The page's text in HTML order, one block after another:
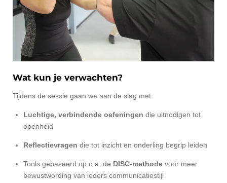
Wat kun je verwachten?
Tijdens de sessie gaan we aan de slag met:
Luchtige, verbindende oefeningen die uitnodigen tot
openheid
Reflectievragen die tot inzicht en onderling begrip leiden
Tools gebaseerd op o.a. de DISC-methode voor meer
bewustwording van ieders communicatiestijl